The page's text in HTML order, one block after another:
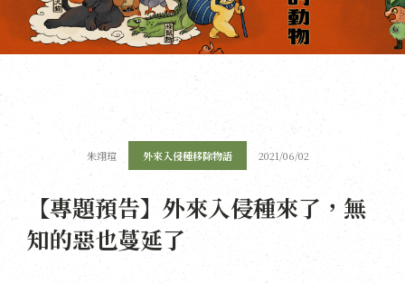
朱翊瑄 外來入侵種移除物語 2021/06/02
【專題預告】外來入侵種來了，無
知的惡也蔓延了